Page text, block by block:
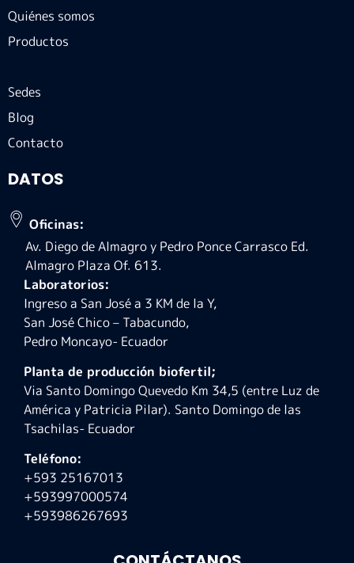
Quiénes somos
Productos
Sedes
Blog
Contacto
DATOS
Oficinas:
Av. Diego de Almagro y Pedro Ponce Carrasco Ed.
Almagro Plaza Of. 613.
Laboratorios:
Ingreso a San José a 3 KM de la Y,
San José Chico – Tabacundo,
Pedro Moncayo- Ecuador
Planta de producción biofertil;
Via Santo Domingo Quevedo Km 34,5 (entre Luz de
América y Patricia Pilar). Santo Domingo de las
Tsachilas- Ecuador
Teléfono:
+593 25167013
+593997000574
+593986267693